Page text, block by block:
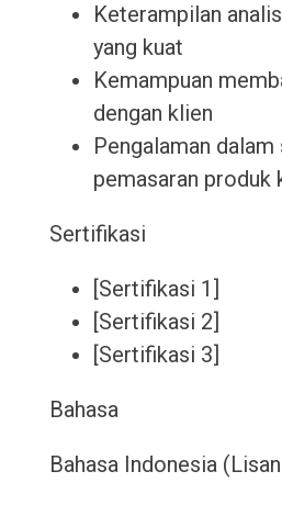
Keterampilan
yang kuat
Kemampuan
dengan klien
Pengalaman
pemasaran produk
Sertifikasi
[Sertifikasi 1]
[Sertifikasi 2]
[Sertifikasi 3]
Bahasa
Bahasa Indonesia